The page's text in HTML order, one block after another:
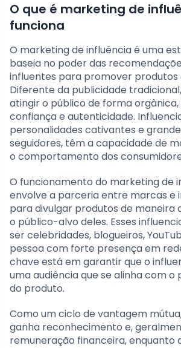
O que é marketing de
funciona
O marketing de influência é uma
baseia no poder das
influentes para promover produtos
Diferente da publicidade
atingir o público de forma
confiança e autenticidade.
personalidades cativantes e
seguidores, têm a capacidade de
o comportamento dos
O funcionamento do marketing de
envolve a parceria entre marcas e
para divulgar produtos de maneira
o público-alvo deles. Esses
ser celebridades, blogueiros,
pessoa com forte presença em
chave está em garantir que o
uma audiência que se alinha com
do produto.
Como um ciclo de vantagem
ganha reconhecimento e,
remuneração financeira, enquanto